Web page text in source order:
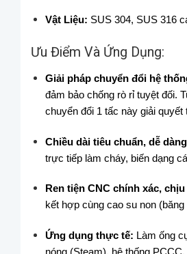
Vật Liệu: SUS 304, SUS 316
Ưu Điểm Và Ứng Dụng:
Giải pháp chuyển đổi hệ
đảm bảo chống rò rỉ tuyệt đối.
chuyển đổi 1 tấc này giải quyết
Chiều dài tiêu chuẩn, dễ
trực tiếp làm cháy, biến dạng
Ren tiện CNC chính xác,
kết hợp cùng cao su non
Ứng dụng thực tế: Làm ống
nóng (Steam), hệ thống